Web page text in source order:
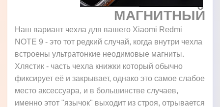
МАГНИТНЫЙ
Наш вариант чехла для вашего Xiaomi Redmi
NOTE 9 - это тот редкий случай, когда внутри чехла
встроены ультратонкие неодимовые магниты.
Хлястик - часть чехла книжки который обычно
фиксирует её и закрывает, однако это самое слабое
место аксессуара, и в большинстве случаев,
именно этот "язычок" выходит из строя, отрывается